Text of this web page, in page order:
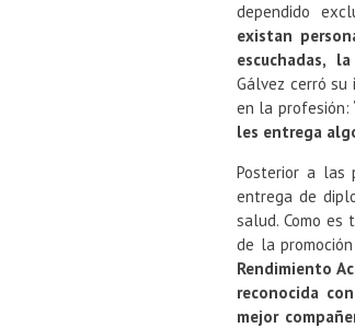
dependido
existan
escuchadas,
Gálvez cerró
en la profesión:
les entrega
Posterior a las
entrega de
salud. Como es
de la
Rendimiento
reconocida
mejor